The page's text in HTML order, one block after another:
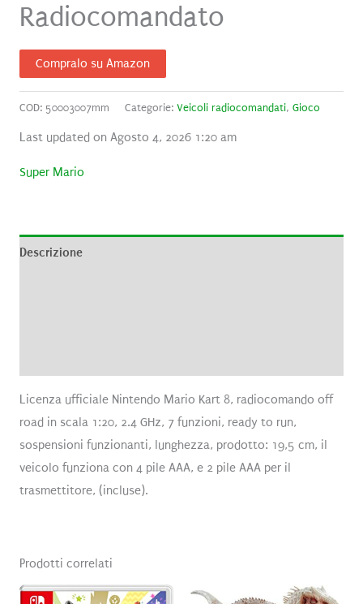
Radiocomandato
Compralo su Amazon
COD: 50003007mm Categorie: Veicoli radiocomandati, Gioco
Last updated on Agosto 4, 2026 1:20 am
Super Mario
Descrizione
Licenza ufficiale Nintendo Mario Kart 8, radiocomando off
road in scala 1:20, 2.4 GHz, 7 funzioni, ready to run,
sospensioni funzionanti, lunghezza, prodotto: 19,5 cm, il
veicolo funziona con 4 pile AAA, e 2 pile AAA per il
trasmettitore, (incluse).
Prodotti correlati